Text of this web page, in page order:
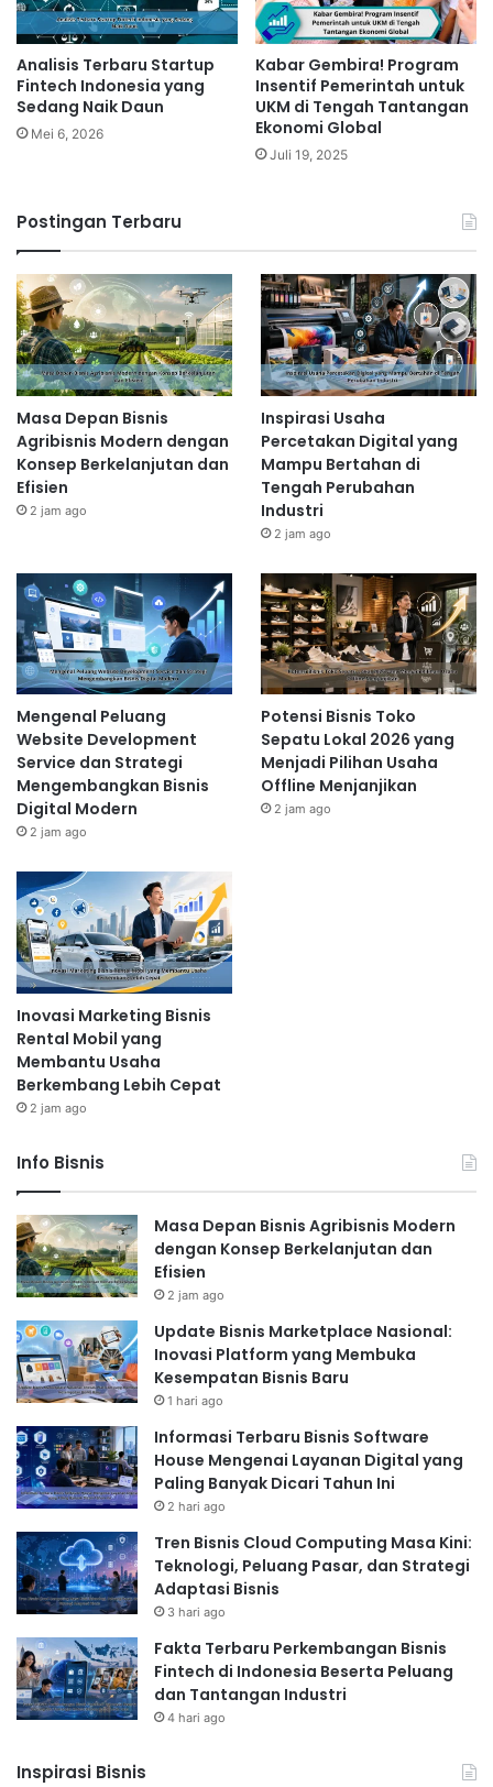
Analisis Terbaru Startup
Fintech Indonesia yang
Sedang Naik Daun
Mei 6, 2026
Kabar Gembira! Program
Insentif Pemerintah untuk
UKM di Tengah Tantangan
Ekonomi Global
Juli 19, 2025
Postingan Terbaru
Masa Depan Bisnis
Agribisnis Modern dengan
Konsep Berkelanjutan dan
Efisien
2 jam ago
Inspirasi Usaha
Percetakan Digital yang
Mampu Bertahan di
Tengah Perubahan
Industri
2 jam ago
Mengenal Peluang
Website Development
Service dan Strategi
Mengembangkan Bisnis
Digital Modern
2 jam ago
Potensi Bisnis Toko
Sepatu Lokal 2026 yang
Menjadi Pilihan Usaha
Offline Menjanjikan
2 jam ago
Inovasi Marketing Bisnis
Rental Mobil yang
Membantu Usaha
Berkembang Lebih Cepat
2 jam ago
Info Bisnis
Masa Depan Bisnis Agribisnis Modern
dengan Konsep Berkelanjutan dan
Efisien
2 jam ago
Update Bisnis Marketplace Nasional:
Inovasi Platform yang Membuka
Kesempatan Bisnis Baru
1 hari ago
Informasi Terbaru Bisnis Software
House Mengenai Layanan Digital yang
Paling Banyak Dicari Tahun Ini
2 hari ago
Tren Bisnis Cloud Computing Masa Kini:
Teknologi, Peluang Pasar, dan Strategi
Adaptasi Bisnis
3 hari ago
Fakta Terbaru Perkembangan Bisnis
Fintech di Indonesia Beserta Peluang
dan Tantangan Industri
4 hari ago
Inspirasi Bisnis